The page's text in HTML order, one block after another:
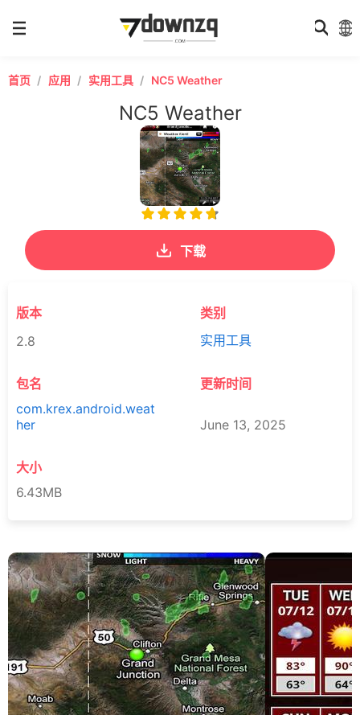
首页 应用 实用工具 NC5 Weather
NC5 Weather
下载
版本
2.8
类别
实用工具
包名
com.krex.android.weat
her
更新时间
June 13, 2025
大小
6.43MB